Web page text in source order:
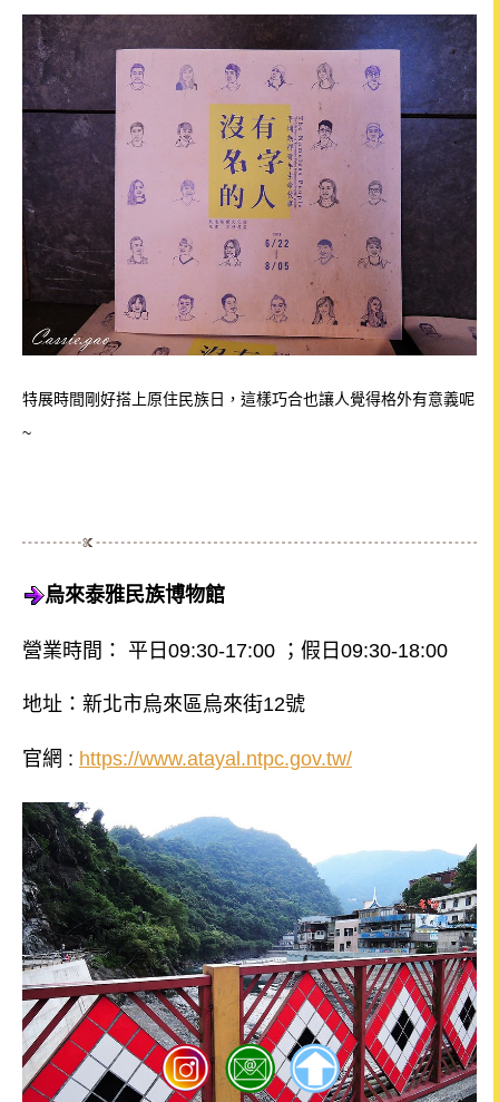
特展時間剛好搭上原住民族日，這樣巧合也讓人覺得格外有意義呢
~
烏來泰雅民族博物館
營業時間： 平日09:30-17:00 ；假日09:30-18:00
地址：新北市烏來區烏來街12號
官網 : https://www.atayal.ntpc.gov.tw/